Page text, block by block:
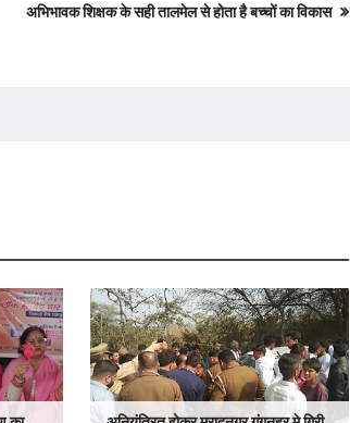
अभिभावक शिक्षक के सही तालमेल से होता है बच्चों का विकास